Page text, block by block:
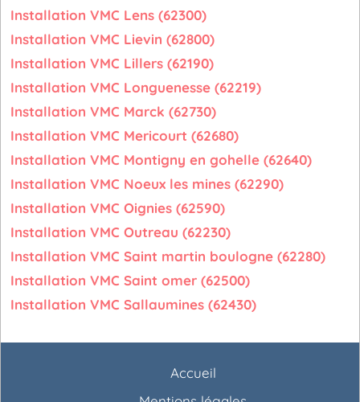
Installation VMC Lens (62300)
Installation VMC Lievin (62800)
Installation VMC Lillers (62190)
Installation VMC Longuenesse (62219)
Installation VMC Marck (62730)
Installation VMC Mericourt (62680)
Installation VMC Montigny en gohelle (62640)
Installation VMC Noeux les mines (62290)
Installation VMC Oignies (62590)
Installation VMC Outreau (62230)
Installation VMC Saint martin boulogne (62280)
Installation VMC Saint omer (62500)
Installation VMC Sallaumines (62430)
Accueil